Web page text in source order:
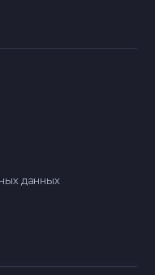
данных